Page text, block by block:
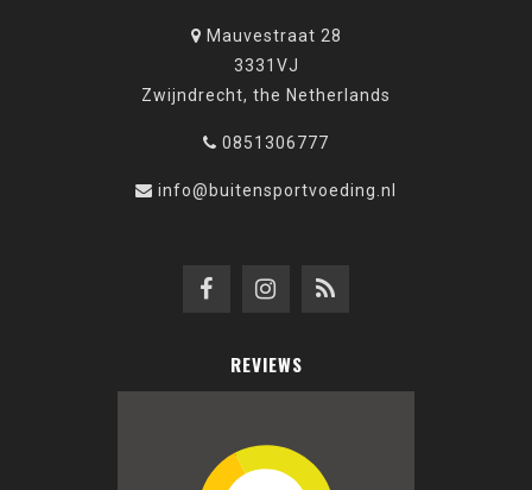
Mauvestraat 28
3331VJ
Zwijndrecht, the Netherlands
0851306777
info@buitensportvoeding.nl
REVIEWS